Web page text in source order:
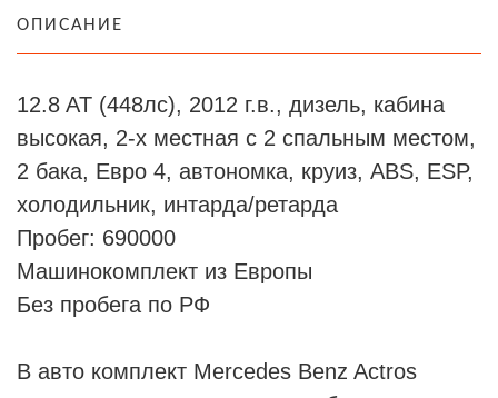
ОПИСАНИЕ
12.8 AT (448лс), 2012 г.в., дизель, кабина
высокая, 2-х местная с 2 спальным местом,
2 бака, Евро 4, автономка, круиз, ABS, ESP,
холодильник, интарда/ретарда
Пробег: 690000
Машинокомплект из Европы
Без пробега по РФ
В авто комплект Mercedes Benz Actros